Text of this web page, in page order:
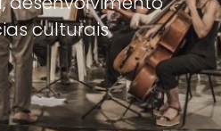
culturais